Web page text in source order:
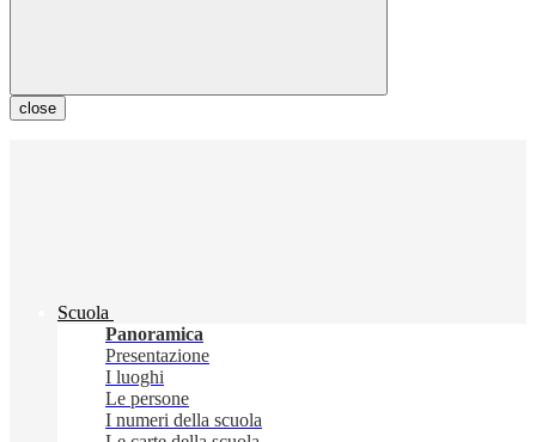
close
Scuola
Panoramica
Presentazione
I luoghi
Le persone
I numeri della scuola